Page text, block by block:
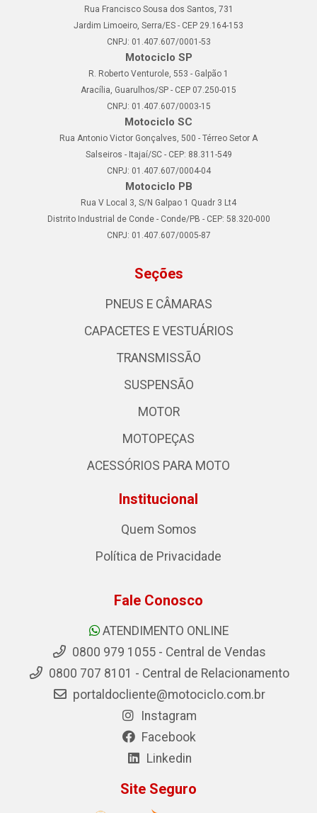
Rua Francisco Sousa dos Santos, 731
Jardim Limoeiro, Serra/ES - CEP 29.164-153
CNPJ: 01.407.607/0001-53
Motociclo SP
R. Roberto Venturole, 553 - Galpão 1
Aracília, Guarulhos/SP - CEP 07.250-015
CNPJ: 01.407.607/0003-15
Motociclo SC
Rua Antonio Victor Gonçalves, 500 - Térreo Setor A
Salseiros - Itajaí/SC - CEP: 88.311-549
CNPJ: 01.407.607/0004-04
Motociclo PB
Rua V Local 3, S/N Galpao 1 Quadr 3 Lt4
Distrito Industrial de Conde - Conde/PB - CEP: 58.320-000
CNPJ: 01.407.607/0005-87
Seções
PNEUS E CÂMARAS
CAPACETES E VESTUÁRIOS
TRANSMISSÃO
SUSPENSÃO
MOTOR
MOTOPEÇAS
ACESSÓRIOS PARA MOTO
Institucional
Quem Somos
Política de Privacidade
Fale Conosco
ATENDIMENTO ONLINE
0800 979 1055 - Central de Vendas
0800 707 8101 - Central de Relacionamento
portaldocliente@motociclo.com.br
Instagram
Facebook
Linkedin
Site Seguro